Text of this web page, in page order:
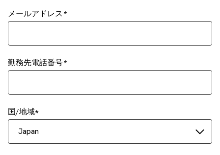
メールアドレス
勤務先電話番号
国/地域
Japan